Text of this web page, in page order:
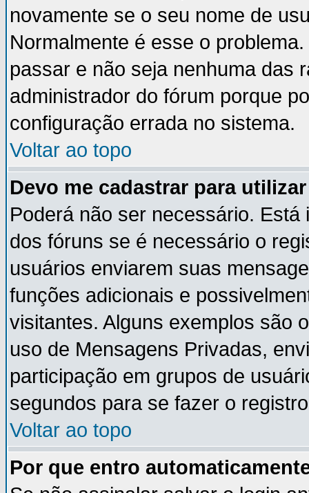
novamente se o seu nome de
Normalmente é esse o
passar e não seja nenhuma das
administrador do fórum porque
configuração errada no sistema.
Voltar ao topo
Devo me cadastrar para
Poderá não ser necessário.
dos fóruns se é necessário o
usuários enviarem suas
funções adicionais e
visitantes. Alguns exemplos são
uso de Mensagens Privadas,
participação em grupos de
segundos para se fazer o
Voltar ao topo
Por que entro